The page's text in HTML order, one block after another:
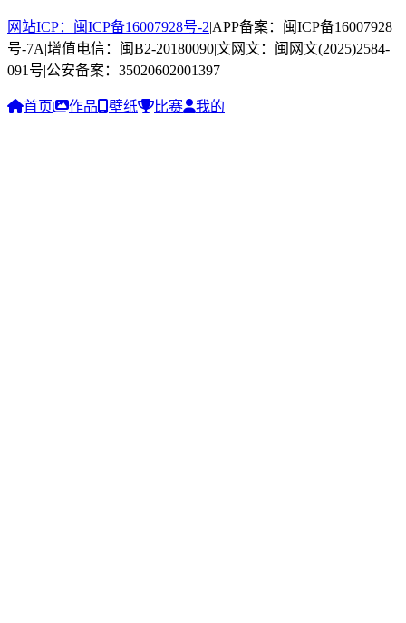
网站ICP：闽ICP备16007928号-2|APP备案：闽ICP备16007928
号-7A|增值电信：闽B2-20180090|文网文：闽网文(2025)2584-
091号|公安备案：35020602001397
首页 作品 壁纸 比赛 我的